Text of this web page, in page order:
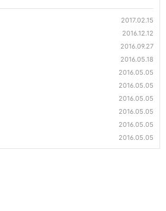
2017.02.15
2016.12.12
2016.09.27
2016.05.18
2016.05.05
2016.05.05
2016.05.05
2016.05.05
2016.05.05
2016.05.05